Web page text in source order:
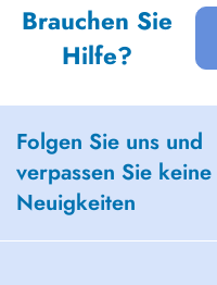
Brauchen Sie
Hilfe?
Folgen Sie uns und
verpassen Sie keine
Neuigkeiten